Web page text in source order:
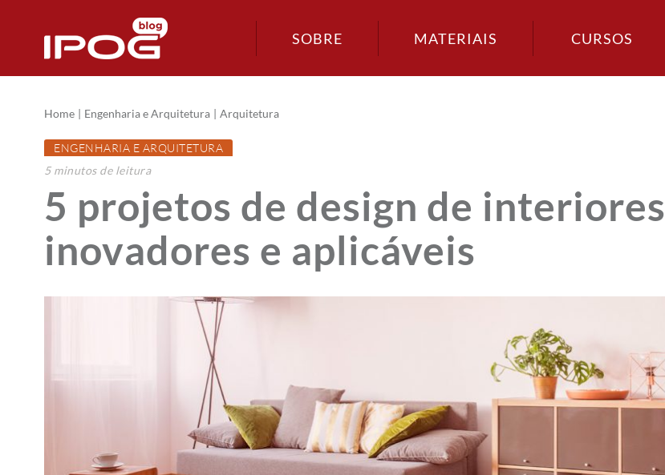
SOBRE MATERIAIS CURSOS
Home Engenharia e Arquitetura Arquitetura
ENGENHARIA E ARQUITETURA
5 minutosde leitura
5 projetos de design de interiores
inovadores e aplicáveis